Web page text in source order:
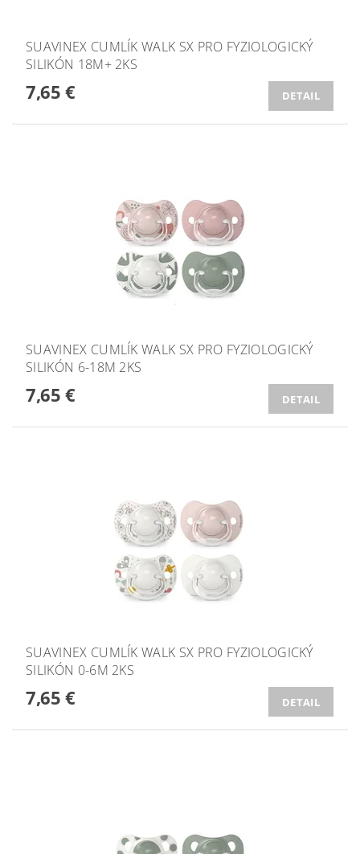
SUAVINEX CUMLÍK WALK SX PRO FYZIOLOGICKÝ
SILIKÓN 18M+ 2KS
7,65 € DETAIL
SUAVINEX CUMLÍK WALK SX PRO FYZIOLOGICKÝ
SILIKÓN 6-18M 2KS
7,65 € DETAIL
SUAVINEX CUMLÍK WALK SX PRO FYZIOLOGICKÝ
SILIKÓN 0-6M 2KS
7,65 € DETAIL